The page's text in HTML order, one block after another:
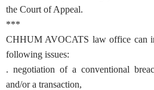
the Court of Appeal.
***
CHHUM AVOCATS law office can
following issues:
. negotiation of a conventional
and/or a transaction,